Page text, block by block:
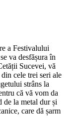
a Festivalului
va desfășura în
Sucevei, vă
cele trei seri ale
strâns la
că vă vom da
de la metal dur și
care dă șarm